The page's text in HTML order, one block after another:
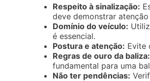
Respeito à sinalização:
deve demonstrar
Domínio do veículo:
é essencial.
Postura e atenção: Evite
Regras de ouro da baliza:
fundamental para uma
Não ter pendências: